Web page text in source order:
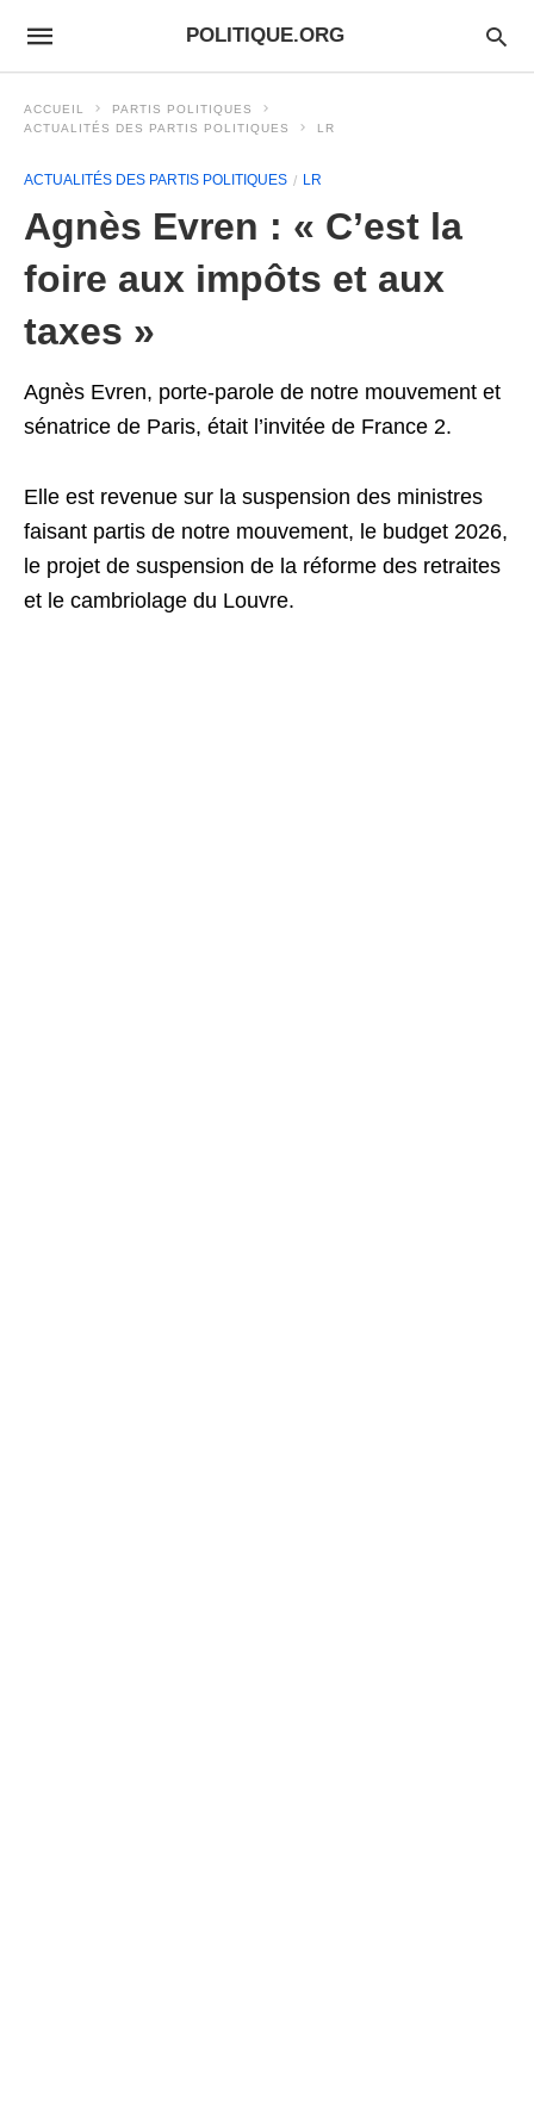
POLITIQUE.ORG
ACCUEIL
PARTIS POLITIQUES
ACTUALITÉS DES PARTIS POLITIQUES
LR
ACTUALITÉS DES PARTIS POLITIQUES LR
Agnès Evren : « C’est la
foire aux impôts et aux
taxes »
Agnès Evren, porte-parole de notre mouvement et
sénatrice de Paris, était l’invitée de France 2.
Elle est revenue sur la suspension des ministres
faisant partis de notre mouvement, le budget 2026,
le projet de suspension de la réforme des retraites
et le cambriolage du Louvre.